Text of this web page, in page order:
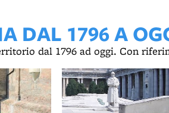
DAL 1796 A
dal 1796 ad oggi. Con